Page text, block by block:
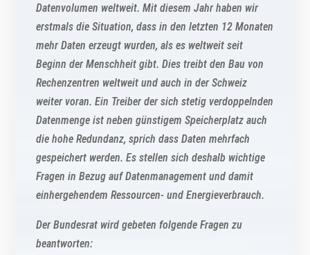
Datenvolumen weltweit. Mit diesem Jahr haben wir
erstmals die Situation, dass in den letzten 12 Monaten
mehr Daten erzeugt wurden, als es weltweit seit
Beginn der Menschheit gibt. Dies treibt den Bau von
Rechenzentren weltweit und auch in der Schweiz
weiter voran. Ein Treiber der sich stetig verdoppelnden
Datenmenge ist neben günstigem Speicherplatz auch
die hohe Redundanz, sprich dass Daten mehrfach
gespeichert werden. Es stellen sich deshalb wichtige
Fragen in Bezug auf Datenmanagement und damit
einhergehendem Ressourcen- und Energieverbrauch.
Der Bundesrat wird gebeten folgende Fragen zu
beantworten: